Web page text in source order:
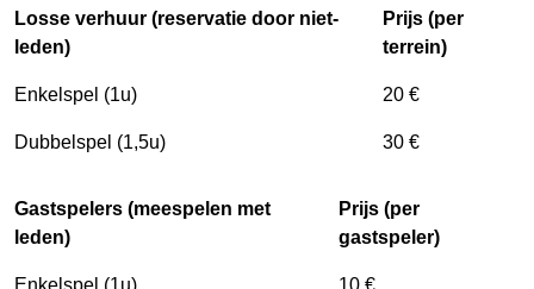
Losse verhuur (reservatie door niet-
leden)
Prijs (per
terrein)
Enkelspel (1u) 20 €
Dubbelspel (1,5u) 30 €
Gastspelers (meespelen met
leden)
Prijs (per
gastspeler)
Enkelspel (1u) 10 €